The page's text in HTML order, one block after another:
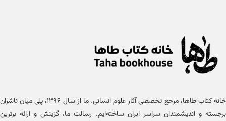
خانه کتاب طاها، مرجع تخصصی آثار علوم انسانی. ما از سال ۱۳۹۶، پلی میان ناشران
برجسته و اندیشمندان سراسر ایران ساخته‌ایم. رسالت ما، گزینش و ارائه برترین